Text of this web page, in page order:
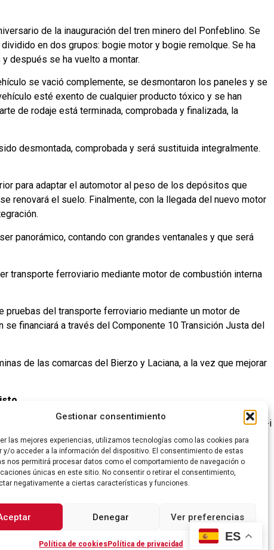
Gestionar consentimiento
las mejores experiencias, utilizamos tecnologías como las cookies para
y/o acceder a la información del dispositivo. El consentimiento de estas
nos permitirá procesar datos como el comportamiento de navegación o
únicas en este sitio. No consentir o retirar el consentimiento,
negativamente a ciertas características y funciones.
Denegar Ver preferencias
Política de cookiesPolítica de privacidad
de la inauguración del tren minero del Ponfeblino. Se
en dos grupos: bogie motor y bogie remolque. Se ha
después se ha vuelto a montar.
se vació complemente, se desmontaron los paneles y se
esté exento de cualquier producto tóxico y se han
de rodaje está terminada, comprobada y finalizada, la
desmontada, comprobada y será sustituida integralmente.
para adaptar el automotor al peso de los depósitos que
renovará el suelo. Finalmente, con la llegada del nuevo motor
panorámico, contando con grandes ventanales y que será
transporte ferroviario mediante motor de combustión interna
del transporte ferroviario mediante un motor de
financiará a través del Componente 10 Transición Justa del
de las comarcas del Bierzo y Laciana, a la vez que mejorar
directora general y Javier Quiñones, director ejecutivo de I+D+i
ES